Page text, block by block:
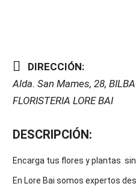
DIRECCIÓN:
Alda. San Mames, 28,
FLORISTERIA LORE BAI
DESCRIPCIÓN:
Encarga tus flores y plantas
En Lore Bai somos expertos